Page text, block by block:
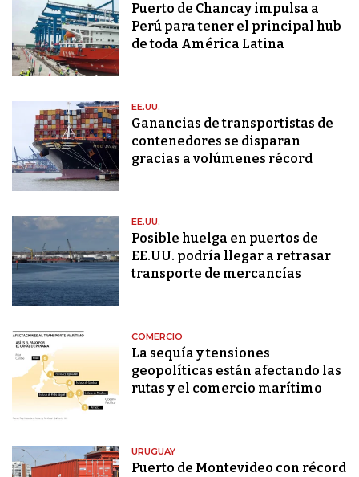
Puerto de Chancay impulsa a
Perú para tener el principal hub
de toda América Latina
EE.UU.
Ganancias de transportistas de
contenedores se disparan
gracias a volúmenes récord
EE.UU.
Posible huelga en puertos de
EE.UU. podría llegar a retrasar
transporte de mercancías
COMERCIO
La sequía y tensiones
geopolíticas están afectando las
rutas y el comercio marítimo
URUGUAY
Puerto de Montevideo con récord